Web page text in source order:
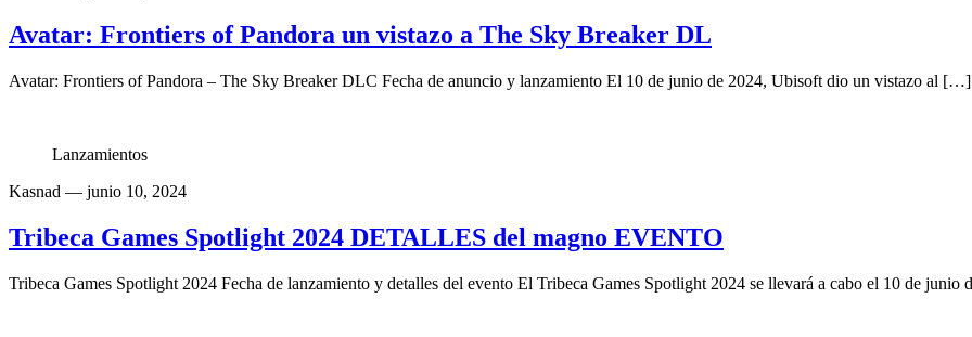
Avatar: Frontiers of Pandora un vistazo a The Sky Breaker DL
Avatar: Frontiers of Pandora – The Sky Breaker DLC Fecha de anuncio y lanzamiento El 10 de junio de 2024, Ubisoft dio un vistazo al […]
Lanzamientos
Kasnad — junio 10, 2024
Tribeca Games Spotlight 2024 DETALLES del magno EVENTO
Tribeca Games Spotlight 2024 Fecha de lanzamiento y detalles del evento El Tribeca Games Spotlight 2024 se llevará a cabo el 10 de